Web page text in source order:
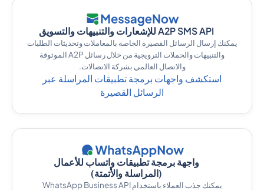
A2P SMS API للإشعارات والتنبيهات والتسويق
يمكنك إرسال الرسائل القصيرة الخاصة بالمعاملات وتحديثات الطلبات
والتنبيهات والحملات الترويجية من خلال رسائل A2P الموثوقة
والاتصال العالمي بشركة الاتصالات.
استكشف واجهات برمجة تطبيقات المراسلة عبر
الرسائل القصيرة
واجهة برمجة تطبيقات واتساب للأعمال
(المراسلة والأتمتة)
يمكنك جذب العملاء باستخدام WhatsApp Business API